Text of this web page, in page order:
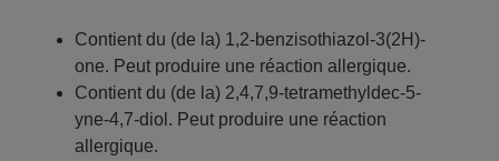
Contient du (de la) 1,2-benzisothiazol-3(2H)-
one. Peut produire une réaction allergique.
Contient du (de la) 2,4,7,9-tetramethyldec-5-
yne-4,7-diol. Peut produire une réaction
allergique.